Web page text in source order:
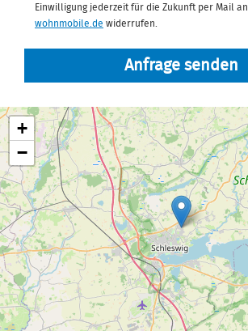
Einwilligung jederzeit für die Zukunft per Mail an
wohnmobile.de widerrufen.
Anfrage senden
+
−